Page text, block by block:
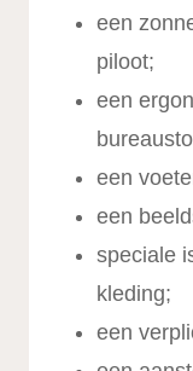
een
piloot;
een
een
een
speciale
kleding;
een